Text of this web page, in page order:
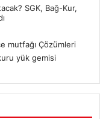
SGK, Bağ-Kur,
mutfağı Çözümleri
yük gemisi